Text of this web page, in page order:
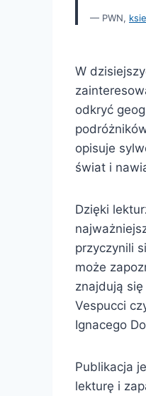
PWN,
W
odkryć
opisuje
świat i
Dzięki
przyczynili
może
znajdują
Vespucci
Ignacego
Publikacja
lekturę i